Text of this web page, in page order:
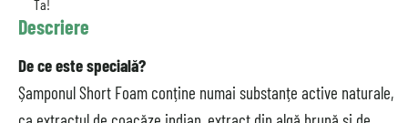
Ta!
Descriere
De ce este specială?
Șamponul Short Foam conține numai substanțe active naturale,